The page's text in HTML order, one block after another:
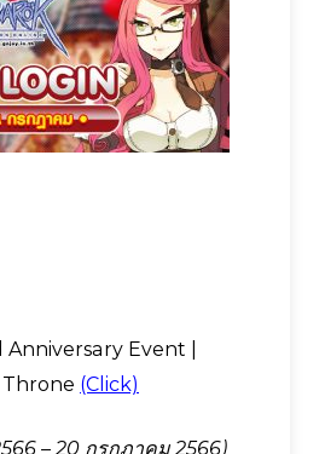
Event |
(Click)
– 20 กรกฏาคม 2566)